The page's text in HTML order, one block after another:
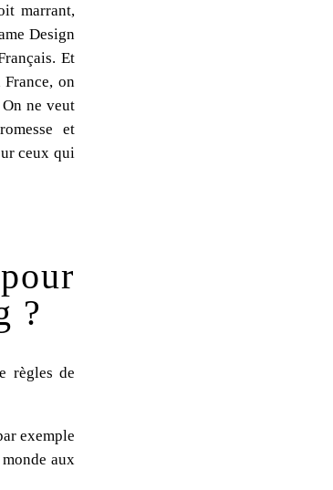
marrant,
Design
Et
on
ne veut
et
ceux qui
?
règles de
exemple
aux